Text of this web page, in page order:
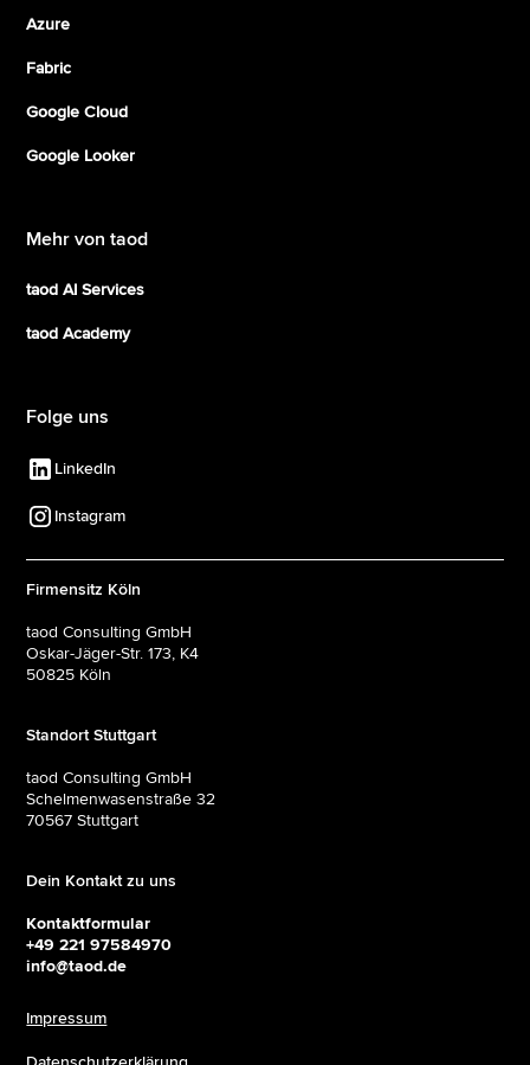
Azure
Fabric
Google Cloud
Google Looker
Mehr von taod
taod AI Services
taod Academy
Folge uns
LinkedIn
Instagram
Firmensitz Köln
taod Consulting GmbH
Oskar-Jäger-Str. 173, K4
50825 Köln
Standort Stuttgart
taod Consulting GmbH
Schelmenwasenstraße 32
70567 Stuttgart
Dein Kontakt zu uns
Kontaktformular
+49 221 97584970
info@taod.de
Impressum